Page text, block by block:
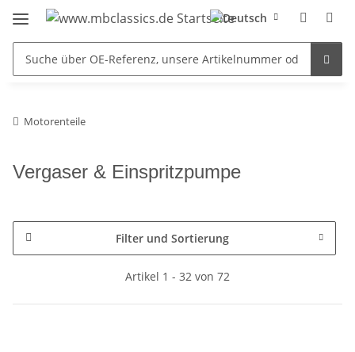
Motorenteile
Vergaser & Einspritzpumpe
Filter und Sortierung
Artikel 1 - 32 von 72